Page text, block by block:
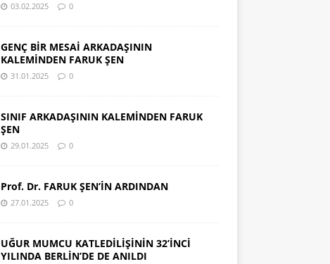
03.02.2025 0
GENÇ BİR MESAİ ARKADAŞININ
KALEMİNDEN FARUK ŞEN
31.01.2025 0
SINIF ARKADAŞININ KALEMİNDEN FARUK
ŞEN
29.01.2025 0
Prof. Dr. FARUK ŞEN’İN ARDINDAN
27.01.2025 0
UĞUR MUMCU KATLEDİLİŞİNİN 32’İNCİ
YILINDA BERLİN’DE DE ANILDI